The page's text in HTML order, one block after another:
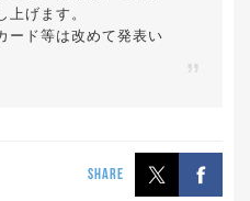
上げます。
ード等は改めて発表い
SHARE